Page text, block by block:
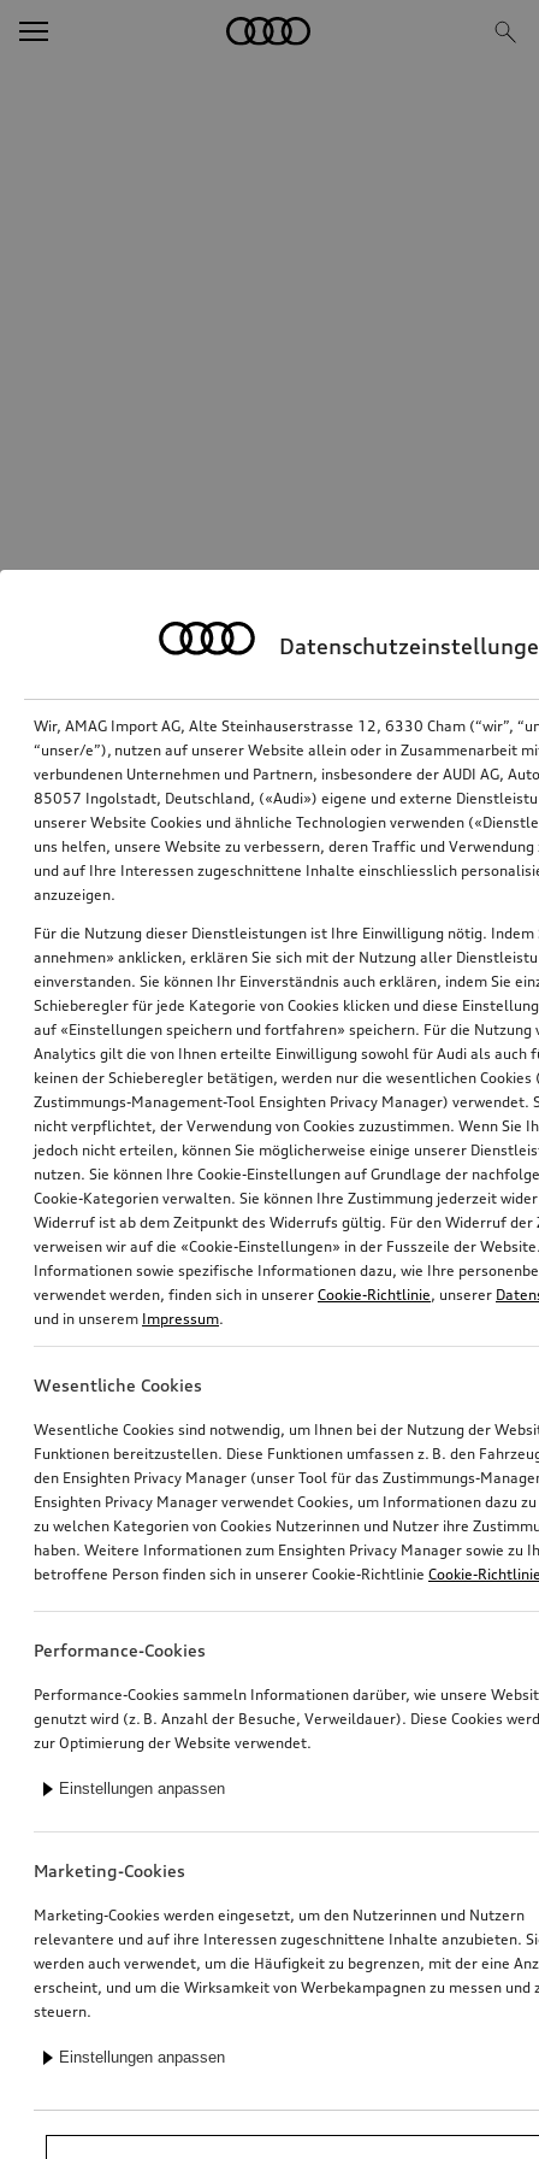
*Unverbindliche Preisempfehlung der Importeurin AMAG Import AG. Inkl.
gesetzlicher MwSt. Preise beim Audi Partner können abweichen; weitere
Wir, AMAG Import AG, Alte Steinhauserstrasse 12, 6330 Cham (“wir”,
“unser/e”), nutzen auf unserer Website allein oder in Zusammenarbeit
verbundenen Unternehmen und Partnern, insbesondere der AUDI AG,
85057 Ingolstadt, Deutschland, («Audi») eigene und externe
unserer Website Cookies und ähnliche Technologien verwenden
uns helfen, unsere Website zu verbessern, deren Traffic und Verwendung
und auf Ihre Interessen zugeschnittene Inhalte einschliesslich
anzuzeigen.
Für die Nutzung dieser Dienstleistungen ist Ihre Einwilligung nötig. Indem
annehmen» anklicken, erklären Sie sich mit der Nutzung aller
einverstanden. Sie können Ihr Einverständnis auch erklären, indem Sie
Schieberegler für jede Kategorie von Cookies klicken und diese
auf «Einstellungen speichern und fortfahren» speichern. Für die Nutzung
Analytics gilt die von Ihnen erteilte Einwilligung sowohl für Audi als auch
keinen der Schieberegler betätigen, werden nur die wesentlichen Cookies
Zustimmungs-Management-Tool Ensighten Privacy Manager) verwendet.
nicht verpflichtet, der Verwendung von Cookies zuzustimmen. Wenn Sie
jedoch nicht erteilen, können Sie möglicherweise einige unserer
nutzen. Sie können Ihre Cookie-Einstellungen auf Grundlage der
Cookie-Kategorien verwalten. Sie können Ihre Zustimmung jederzeit
Widerruf ist ab dem Zeitpunkt des Widerrufs gültig. Für den Widerruf der
verweisen wir auf die «Cookie-Einstellungen» in der Fusszeile der
Informationen sowie spezifische Informationen dazu, wie Ihre
verwendet werden, finden sich in unserer Cookie-Richtlinie, unserer
und in unserem Impressum.
Wesentliche Cookies
Wesentliche Cookies sind notwendig, um Ihnen bei der Nutzung der
Funktionen bereitzustellen. Diese Funktionen umfassen z. B. den
den Ensighten Privacy Manager (unser Tool für das Zustimmungs-
Ensighten Privacy Manager verwendet Cookies, um Informationen dazu
zu welchen Kategorien von Cookies Nutzerinnen und Nutzer ihre
haben. Weitere Informationen zum Ensighten Privacy Manager sowie zu
betroffene Person finden sich in unserer Cookie-Richtlinie Cookie-
Performance-Cookies
Performance-Cookies sammeln Informationen darüber, wie unsere
genutzt wird (z. B. Anzahl der Besuche, Verweildauer). Diese Cookies
zur Optimierung der Website verwendet.
Einstellungen anpassen
Marketing-Cookies
Marketing-Cookies werden eingesetzt, um den Nutzerinnen und Nutzern
relevantere und auf ihre Interessen zugeschnittene Inhalte anzubieten.
werden auch verwendet, um die Häufigkeit zu begrenzen, mit der eine
erscheint, und um die Wirksamkeit von Werbekampagnen zu messen und
steuern.
Einstellungen anpassen